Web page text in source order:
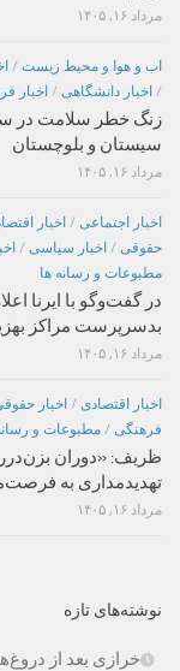
مرداد ۱۶, ۱۴۰۵
اب و هوا و محیط زیست /
/ اخبار دانشگاهی / اخبار
زنگ خطر سلامت در
سیستان و بلوچستان
مرداد ۱۶, ۱۴۰۵
اخبار اجتماعی / اخبار
حقوقی / اخبار سیاسی /
مطبوعات و رسانه ها
بدسرپرست مراکز
مرداد ۱۶, ۱۴۰۵
اخبار اقتصادی / اخبار
فرهنگی / مطبوعات و
ظریف: «دوران
تهدیدمداری به
مرداد ۱۶, ۱۴۰۵
نوشته‌های تازه
خرازی بعد از